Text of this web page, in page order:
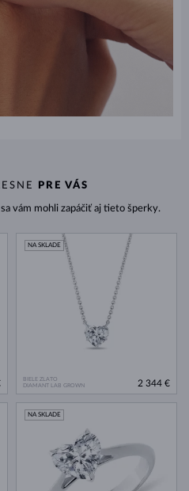
PRE VÁS
vám mohli zapáčiť aj tieto šperky.
BIELE ZLATO
DIAMANT LAB GROWN
NA SKLADE
2 344 €
NA SKLADE